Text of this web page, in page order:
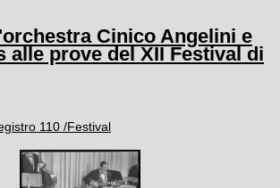
Cinico Angelini e
alle prove del XII Festival di
110 /Festival